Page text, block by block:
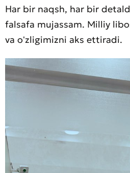
Har bir naqsh, har bir
falsafa mujassam. Milliy
va oʻzligimizni aks ettiradi.